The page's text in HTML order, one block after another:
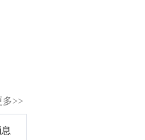
美联储巴尔金：就业数据感觉不太好，但现实如此。
多>>